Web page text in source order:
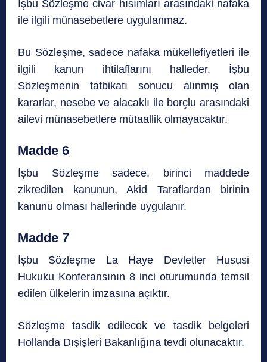
İşbu Sözleşme civar hısımları arasındaki nafaka
ile ilgili münasebetlere uygulanmaz.
Bu Sözleşme, sadece nafaka mükellefiyetleri ile
ilgili kanun ihtilaflarını halleder. İşbu
Sözleşmenin tatbikatı sonucu alınmış olan
kararlar, nesebe ve alacaklı ile borçlu arasındaki
ailevi münasebetlere mütaallik olmayacaktır.
Madde 6
İşbu Sözleşme sadece, birinci maddede
zikredilen kanunun, Akid Taraflardan birinin
kanunu olması hallerinde uygulanır.
Madde 7
İşbu Sözleşme La Haye Devletler Hususi
Hukuku Konferansının 8 inci oturumunda temsil
edilen ülkelerin imzasına açıktır.
Sözleşme tasdik edilecek ve tasdik belgeleri
Hollanda Dışişleri Bakanlığına tevdi olunacaktır.